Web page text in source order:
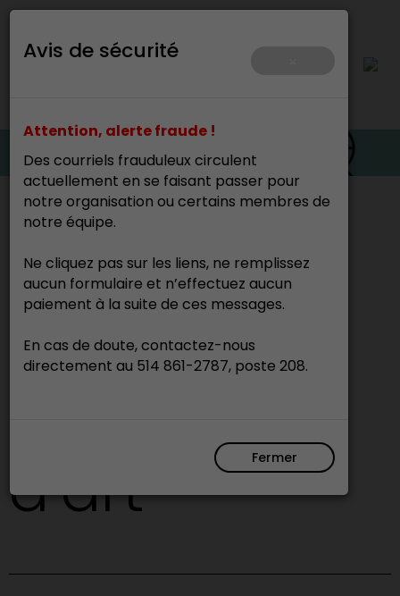
Avis de sécurité
Attention, alerte fraude !
Des courriels frauduleux circulent
actuellement en se faisant passer pour
notre organisation ou certains membres de
notre équipe.
Ne cliquez pas sur les liens, ne remplissez
aucun formulaire et n’effectuez aucun
paiement à la suite de ces messages.
En cas de doute, contactez-nous
directement au 514 861-2787, poste 208.
Fermer
Accueil>
Carole Baillargeon
Sculpteur -
d’art